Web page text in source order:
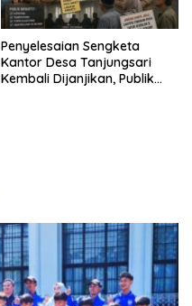
Penyelesaian Sengketa
Kantor Desa Tanjungsari
Kembali Dijanjikan, Publik